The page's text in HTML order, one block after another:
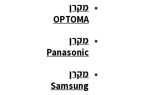
מקרן
OPTOMA
מקרן
Panasonic
מקרן
Samsung